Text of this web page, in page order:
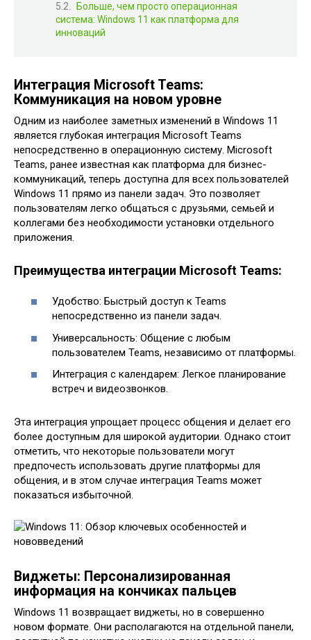
Больше, чем просто операционная
система: Windows 11 как платформа для
инноваций
Интеграция Microsoft Teams:
Коммуникация на новом уровне
Одним из наиболее заметных изменений в Windows 11
является глубокая интеграция Microsoft Teams
непосредственно в операционную систему. Microsoft
Teams, ранее известная как платформа для бизнес-
коммуникаций, теперь доступна для всех пользователей
Windows 11 прямо из панели задач. Это позволяет
пользователям легко общаться с друзьями, семьей и
коллегами без необходимости установки отдельного
приложения.
Преимущества интеграции Microsoft Teams:
Удобство: Быстрый доступ к Teams
непосредственно из панели задач.
Универсальность: Общение с любым
пользователем Teams, независимо от платформы.
Интеграция с календарем: Легкое планирование
встреч и видеозвонков.
Эта интеграция упрощает процесс общения и делает его
более доступным для широкой аудитории. Однако стоит
отметить, что некоторые пользователи могут
предпочесть использовать другие платформы для
общения, и в этом случае интеграция Teams может
показаться избыточной.
Виджеты: Персонализированная
информация на кончиках пальцев
Windows 11 возвращает виджеты, но в совершенно
новом формате. Они располагаются на отдельной панели,